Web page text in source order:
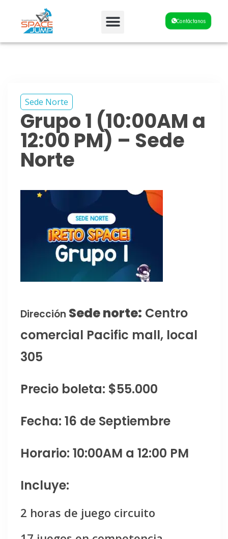
Contáctanos
Sede Norte
Grupo 1 (10:00AM a
12:00 PM) – Sede
Norte
Dirección Sede norte: Centro
comercial Pacific mall, local
305
Precio boleta: $55.000
Fecha: 16 de Septiembre
Horario: 10:00AM a 12:00 PM
Incluye:
2 horas de juego circuito